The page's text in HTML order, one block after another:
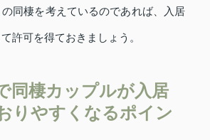
同棲を考えているのであれば、入居
許可を得ておきましょう。
同棲カップルが入居
りやすくなるポイン